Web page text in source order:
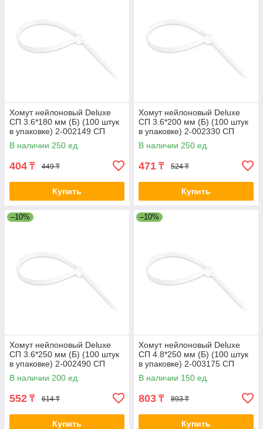
Хомут нейлоновый Deluxe
СП 3.6*180 мм (Б) (100 штук
в упаковке) 2-002149 СП
3.6*180 white
В наличии 250 ед.
404 ₸ 449 ₸
Купить
Хомут нейлоновый Deluxe
СП 3.6*200 мм (Б) (100 штук
в упаковке) 2-002330 СП
3.6*200 мм (Б) white
В наличии 250 ед.
471 ₸ 524 ₸
Купить
–10%
Хомут нейлоновый Deluxe
СП 3.6*250 мм (Б) (100 штук
в упаковке) 2-002490 СП
3.6*250 мм (Б) white
В наличии 200 ед.
552 ₸ 614 ₸
Купить
–10%
Хомут нейлоновый Deluxe
СП 4.8*250 мм (Б) (100 штук
в упаковке) 2-003175 СП
4.8*250 мм (Б) white
В наличии 150 ед.
803 ₸ 893 ₸
Купить